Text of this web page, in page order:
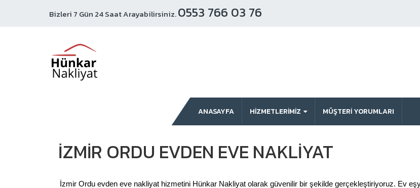
Bizleri 7 Gün 24 Saat Arayabilirsiniz.0553 766 03 76
ANASAYFA HİZMETLERİMİZ MÜŞTERI YORUMLARI
İZMIR ORDU EVDEN EVE NAKLIYAT
İzmir Ordu evden eve nakliyat hizmetini Hünkar Nakliyat olarak güvenilir bir şekilde gerçekleştiriyoruz. Ev